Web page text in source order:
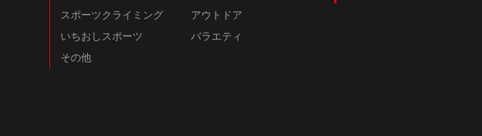
スポーツクライミング
アウトドア
いちおしスポーツ
バラエティ
その他